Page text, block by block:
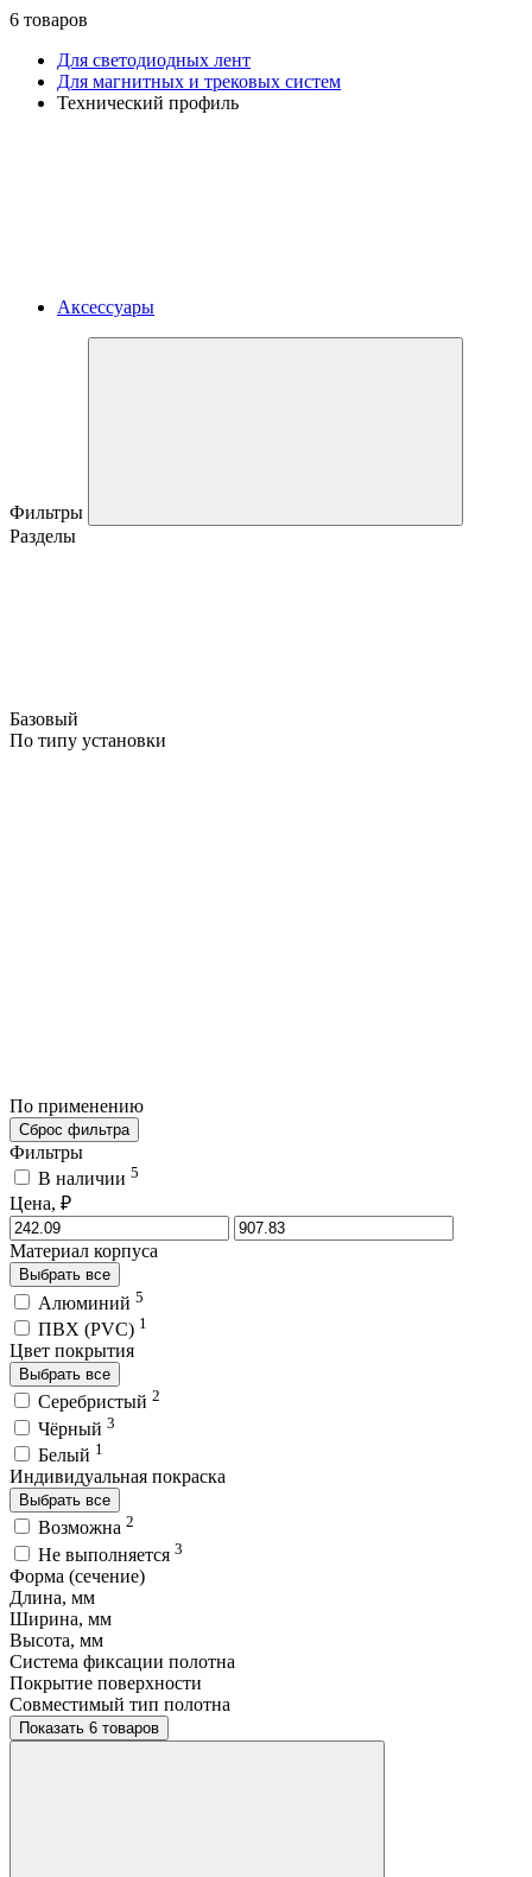
6 товаров
Для светодиодных лент
Для магнитных и трековых систем
Технический профиль
Аксессуары
Фильтры
Разделы
Базовый
По типу установки
По применению
Сброс фильтра
Фильтры
В наличии 5
Цена, ₽
Материал корпуса
Выбрать все
Алюминий 5
ПВХ (PVC) 1
Цвет покрытия
Выбрать все
Серебристый 2
Чёрный 3
Белый 1
Индивидуальная покраска
Выбрать все
Возможна 2
Не выполняется 3
Форма (сечение)
Длина, мм
Ширина, мм
Высота, мм
Система фиксации полотна
Покрытие поверхности
Совместимый тип полотна
Показать 6 товаров